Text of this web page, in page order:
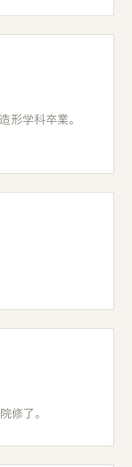
形学科卒業。
修了。